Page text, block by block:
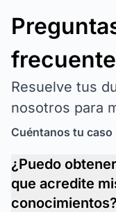
Resuelve tus
nosotros para
Cuéntanos tu caso
¿Puedo
que acredite
conocimientos?